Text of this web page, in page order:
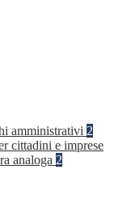
amministrativi 2
cittadini e imprese
analoga 2